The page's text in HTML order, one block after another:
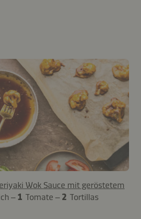
Wok Sauce mit geröstetem
– 1 Tomate – 2 Tortillas